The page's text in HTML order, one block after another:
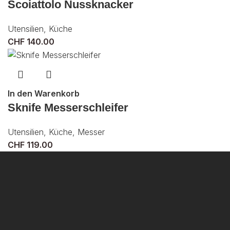
Scoiattolo Nussknacker
Utensilien Küche
CHF 140.00
In den Warenkorb
Sknife Messerschleifer
Utensilien Küche Messer
CHF 119.00